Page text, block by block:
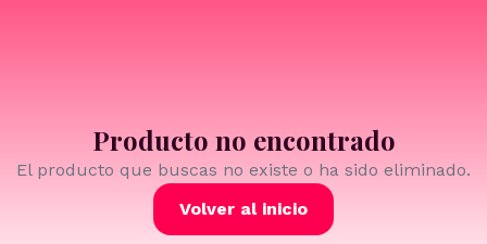
Producto no encontrado
El producto que buscas no existe o ha sido eliminado.
Volver al inicio